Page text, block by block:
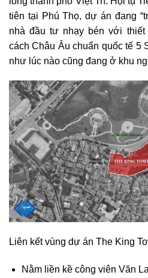
tiên tại Phú Thọ, dự án đang
nhà đầu tư nhạy bén với
cách Châu Âu chuẩn quốc tế 5
như lúc nào cũng đang ở khu
Liên kết vùng dự án The King
Nằm liền kề công viên Văn